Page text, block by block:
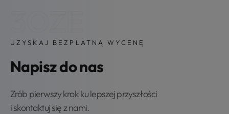
UZYSKAJ BEZPŁATNĄ WYCENĘ
Napisz do nas
Zrób pierwszy krok ku lepszej przyszłości
i skontaktuj się z nami.